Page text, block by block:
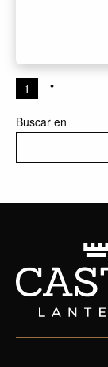
1 "
Buscar en